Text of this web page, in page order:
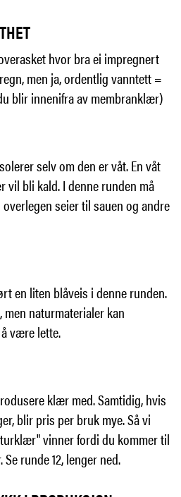
hvor bra ei impregnert
men ja, ordentlig vanntett =
blir innenifra av membranklær)
selv om den er våt. En våt
vil bli kald. I denne runden må
seier til sauen og andre
en liten blåveis i denne runden.
naturmaterialer kan
være lette.
klær med. Samtidig, hvis
blir pris per bruk mye. Så vi
vinner fordi du kommer til
runde 12, lenger ned.